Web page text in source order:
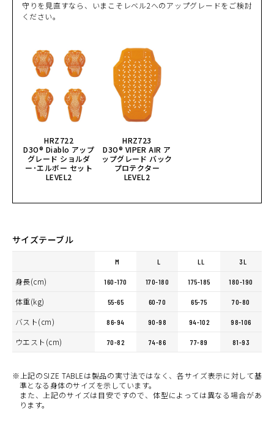
守りを見直すなら、いまこそレベル2へのアップグレードをご検討
ください。
HRZ722
D3O® Diablo アップ
グレード ショルダ
ー･エルボー セット
LEVEL2
HRZ723
D3O® VIPER AIR ア
ップグレード バック
プロテクター
LEVEL2
サイズテーブル
M L LL 3L
身長(cm) 160-170 170-180 175-185 180-190
体重(kg) 55-65 60-70 65-75 70-80
バスト(cm) 86-94 90-98 94-102 98-106
ウエスト(cm) 70-82 74-86 77-89 81-93
※上記のSIZE TABLEは製品の実寸法ではなく、各サイズ表示に対して基
準となる身体のサイズを示しています。
また、上記のサイズは目安ですので、体型によっては異なる場合があ
ります。